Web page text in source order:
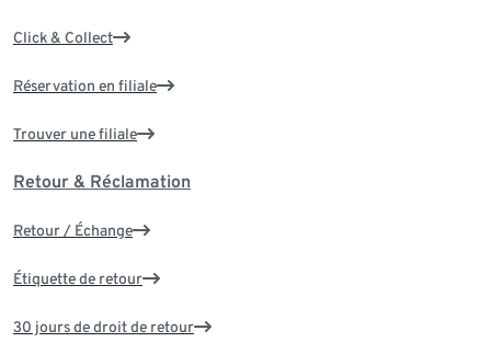
Click & Collect
Réservation en filiale
Trouver une filiale
Retour & Réclamation
Retour / Échange
Étiquette de retour
30 jours de droit de retour